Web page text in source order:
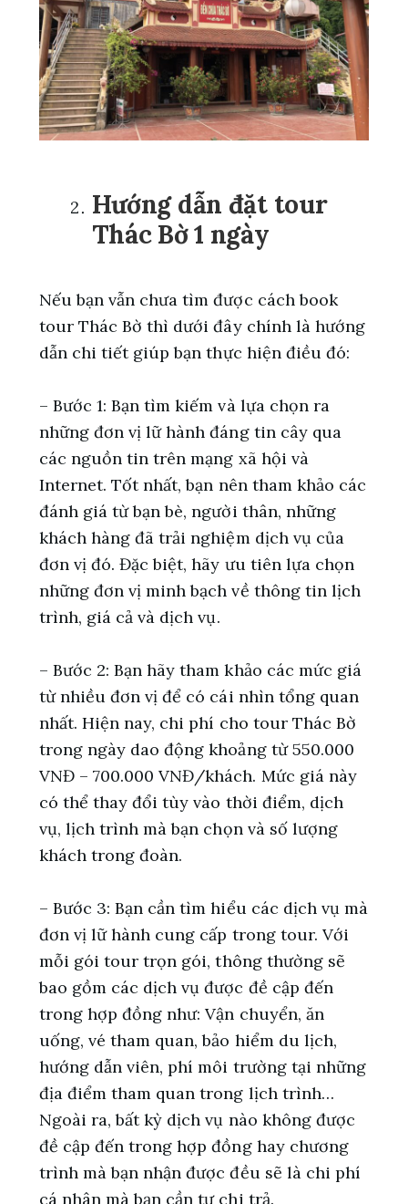
Hướng dẫn đặt tour
Thác Bờ 1 ngày
Nếu bạn vẫn chưa tìm được cách book
tour Thác Bờ thì dưới đây chính là hướng
dẫn chi tiết giúp bạn thực hiện điều đó:
– Bước 1: Bạn tìm kiếm và lựa chọn ra
những đơn vị lữ hành đáng tin cây qua
các nguồn tin trên mạng xã hội và
Internet. Tốt nhất, bạn nên tham khảo các
đánh giá từ bạn bè, người thân, những
khách hàng đã trải nghiệm dịch vụ của
đơn vị đó. Đặc biệt, hãy ưu tiên lựa chọn
những đơn vị minh bạch về thông tin lịch
trình, giá cả và dịch vụ.
– Bước 2: Bạn hãy tham khảo các mức giá
từ nhiều đơn vị để có cái nhìn tổng quan
nhất. Hiện nay, chi phí cho tour Thác Bờ
trong ngày dao động khoảng từ 550.000
VNĐ – 700.000 VNĐ/khách. Mức giá này
có thể thay đổi tùy vào thời điểm, dịch
vụ, lịch trình mà bạn chọn và số lượng
khách trong đoàn.
– Bước 3: Bạn cần tìm hiểu các dịch vụ mà
đơn vị lữ hành cung cấp trong tour. Với
mỗi gói tour trọn gói, thông thường sẽ
bao gồm các dịch vụ được đề cập đến
trong hợp đồng như: Vận chuyển, ăn
uống, vé tham quan, bảo hiểm du lịch,
hướng dẫn viên, phí môi trường tại những
địa điểm tham quan trong lịch trình…
Ngoài ra, bất kỳ dịch vụ nào không được
đề cập đến trong hợp đồng hay chương
trình mà bạn nhận được đều sẽ là chi phí
cá nhân mà bạn cần tự chi trả.